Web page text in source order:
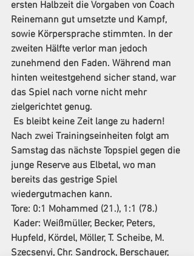
ersten Halbzeit die Vorgaben von Coach
Reinemann gut umsetzte und Kampf,
sowie Körpersprache stimmten. In der
zweiten Hälfte verlor man jedoch
zunehmend den Faden. Während man
hinten weitestgehend sicher stand, war
das Spiel nach vorne nicht mehr
zielgerichtet genug.
Nach zwei Trainingseinheiten folgt am
Samstag das nächste Topspiel gegen die
junge Reserve aus Elbetal, wo man
bereits das gestrige Spiel
wiedergutmachen kann.
Tore: 0:1 Mohammed (21.), 1:1 (78.)
Kader: Weißmüller, Becker, Peters,
Hupfeld, Kördel, Möller, T. Scheibe, M.
Szecsenyi, Chr. Sandrock, Berschauer,